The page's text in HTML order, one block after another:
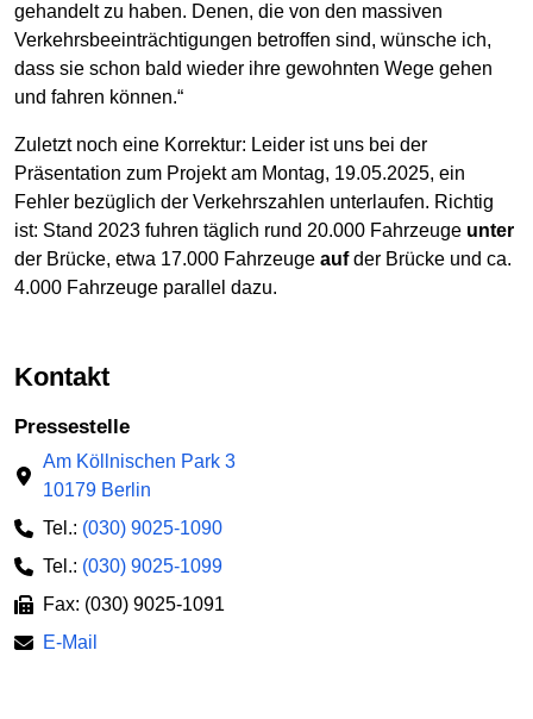
gehandelt zu haben. Denen, die von den massiven
Verkehrsbeeinträchtigungen betroffen sind, wünsche ich,
dass sie schon bald wieder ihre gewohnten Wege gehen
und fahren können.“
Zuletzt noch eine Korrektur: Leider ist uns bei der
Präsentation zum Projekt am Montag, 19.05.2025, ein
Fehler bezüglich der Verkehrszahlen unterlaufen. Richtig
ist: Stand 2023 fuhren täglich rund 20.000 Fahrzeuge unter
der Brücke, etwa 17.000 Fahrzeuge aufder Brücke und ca.
4.000 Fahrzeuge parallel dazu.
Kontakt
Pressestelle
Am Köllnischen Park 3
10179 Berlin
Tel.: (030) 9025-1090
Tel.: (030) 9025-1099
Fax: (030) 9025-1091
E-Mail